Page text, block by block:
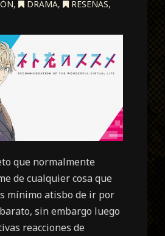
, DRAMA, RESEÑAS,
que normalmente
de cualquier cosa que
mínimo atisbo de ir por
sin embargo luego
reacciones de